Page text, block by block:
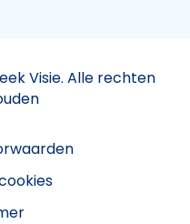
Visie. Alle rechten